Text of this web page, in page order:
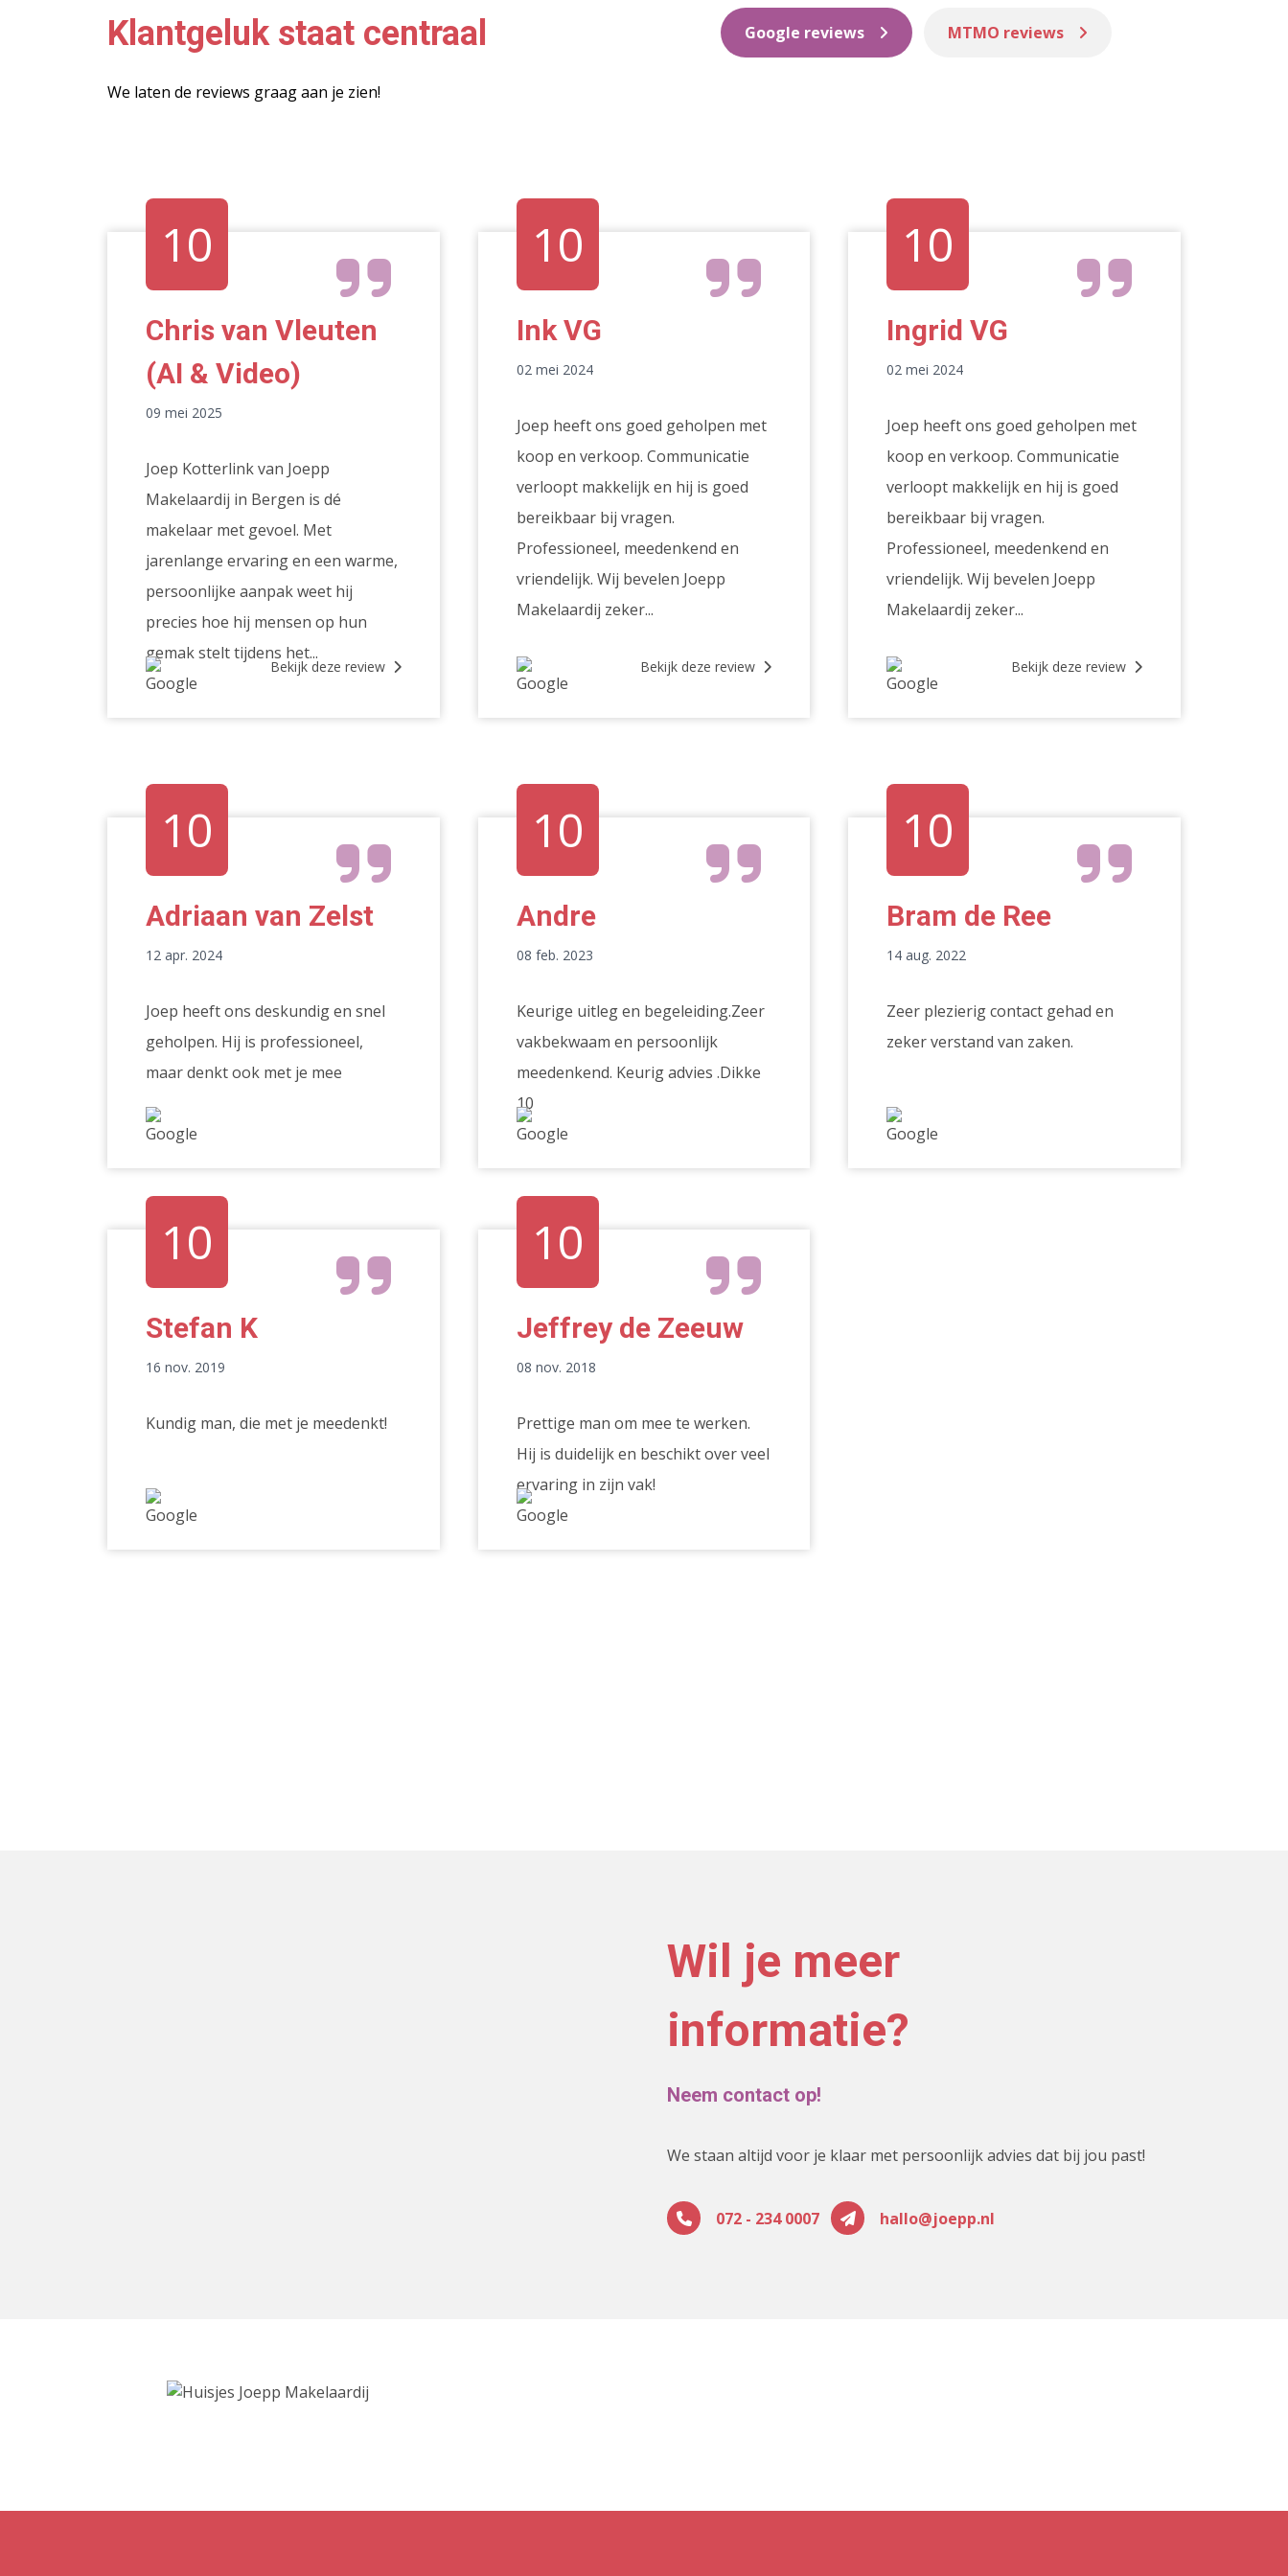
Klantgeluk staat centraal
We laten de reviews graag aan je zien!
Google reviews MTMO reviews
10
Chris van Vleuten
(AI & Video)
09 mei 2025
Joep Kotterlink van Joepp
Makelaardij in Bergen is dé
makelaar met gevoel. Met
jarenlange ervaring en een warme,
persoonlijke aanpak weet hij
precies hoe hij mensen op hun
gemak stelt tijdens het...
Bekijk deze review
10
Ink VG
02 mei 2024
Joep heeft ons goed geholpen met
koop en verkoop. Communicatie
verloopt makkelijk en hij is goed
bereikbaar bij vragen.
Professioneel, meedenkend en
vriendelijk. Wij bevelen Joepp
Makelaardij zeker...
Bekijk deze review
10
Ingrid VG
02 mei 2024
Joep heeft ons goed geholpen met
koop en verkoop. Communicatie
verloopt makkelijk en hij is goed
bereikbaar bij vragen.
Professioneel, meedenkend en
vriendelijk. Wij bevelen Joepp
Makelaardij zeker...
Bekijk deze review
10
Adriaan van Zelst
12 apr. 2024
Joep heeft ons deskundig en snel
geholpen. Hij is professioneel,
maar denkt ook met je mee
10
Andre
08 feb. 2023
Keurige uitleg en begeleiding.Zeer
vakbekwaam en persoonlijk
meedenkend. Keurig advies .Dikke
10
10
Bram de Ree
14 aug. 2022
Zeer plezierig contact gehad en
zeker verstand van zaken.
10
Stefan K
16 nov. 2019
Kundig man, die met je meedenkt!
10
Jeffrey de Zeeuw
08 nov. 2018
Prettige man om mee te werken.
Hij is duidelijk en beschikt over veel
ervaring in zijn vak!
Wil je meer
informatie?
Neem contact op!
We staan altijd voor je klaar met persoonlijk advies dat bij jou past!
072 - 234 0007 hallo@joepp.nl